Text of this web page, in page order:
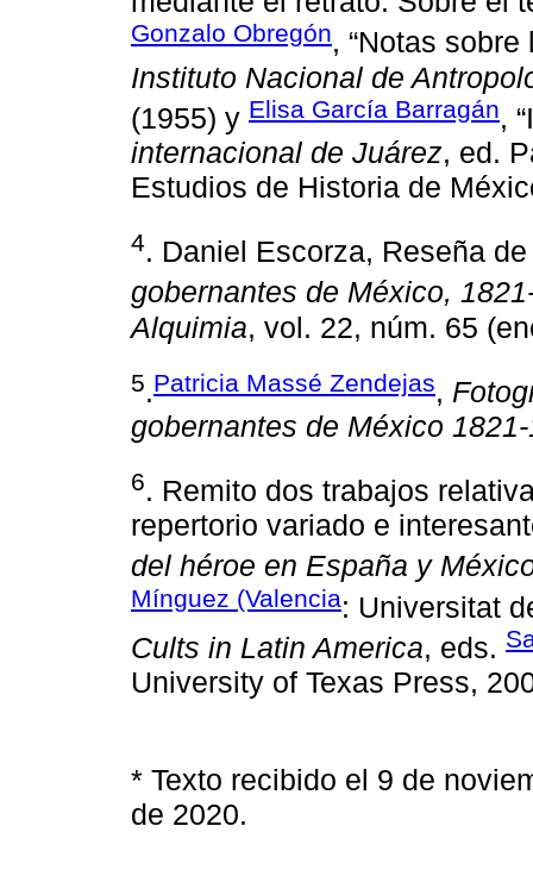
Gonzalo Obregón, “Notas
Instituto Nacional de
(1955) y Elisa García Barragán,
internacional de Juárez, ed.
Estudios de Historia de
4. Daniel Escorza, Reseña
gobernantes de México,
Alquimia, vol. 22, núm. 65
5.Patricia Massé Zendejas,
gobernantes de México
6. Remito dos trabajos
repertorio variado e
del héroe en España y
Mínguez (Valencia: Universitat
Cults in Latin America, eds.
University of Texas Press,
* Texto recibido el 9 de
de 2020.